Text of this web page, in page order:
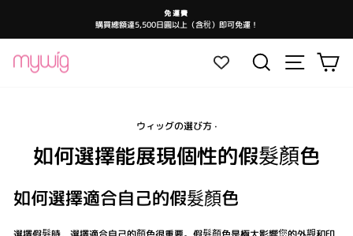
內
暫
免運費
購買總額達5,500日圓以上（含稅）即可免運！
搜尋 網站導航大
ウィッグの選び方·
如何選擇能展現個性的假髮顏色
如何選擇適合自己的假髮顏色